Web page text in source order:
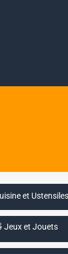
et Ustensiles
Jeux et Jouets